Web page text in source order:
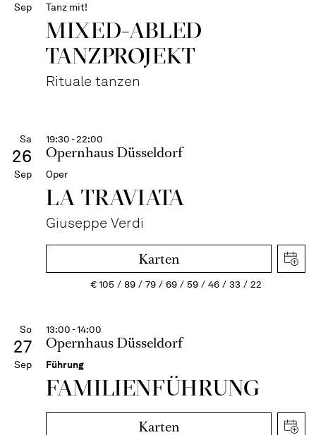
Sep Tanz mit!
MIXED-ABLED
TANZPROJEKT
Rituale tanzen
Sa
26
Sep
19:30 - 22:00
Opernhaus Düsseldorf
Oper
LA TRAVI­ATA
Giuseppe Verdi
Karten
€105 89 79 69 59 46 33 22
So
27
Sep
13:00 - 14:00
Opernhaus Düsseldorf
Führung
FAMI­LIEN­FÜH­RUNG
Karten